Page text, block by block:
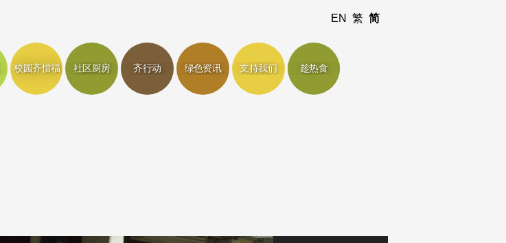
EN 繁 简
校园齐惜福 社区厨房 齐行动 绿色资讯 支持我们 趁热食